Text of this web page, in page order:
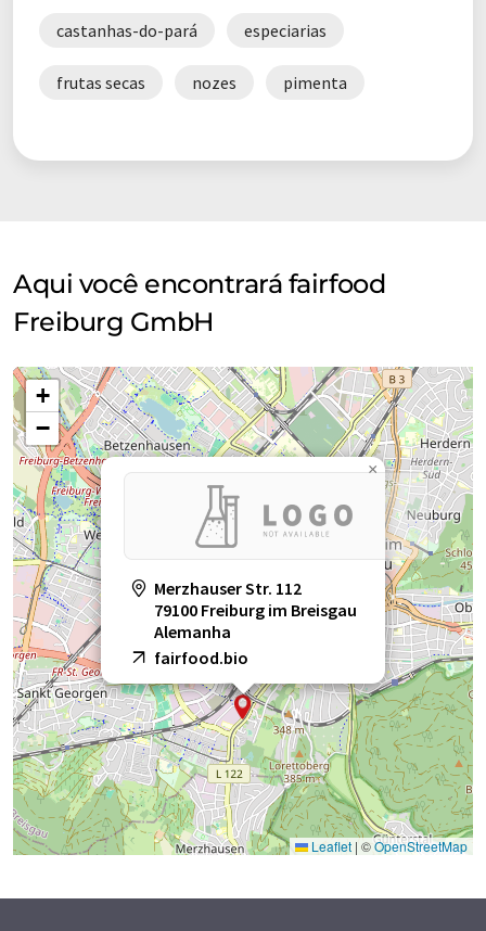
castanhas-do-pará especiarias
frutas secas nozes pimenta
Aqui você encontrará fairfood
Freiburg GmbH
Merzhauser Str. 112
79100 Freiburg im Breisgau
Alemanha
fairfood.bio
×
+
−
Leaflet | ©OpenStreetMap